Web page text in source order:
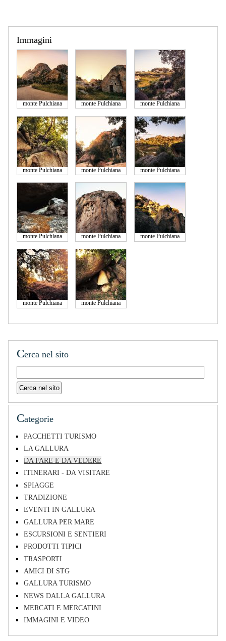
Immagini
monte Pulchiana monte Pulchiana monte Pulchiana
monte Pulchiana monte Pulchiana monte Pulchiana
monte Pulchiana monte Pulchiana monte Pulchiana
monte Pulchiana monte Pulchiana
Cerca nel sito
Categorie
PACCHETTI TURISMO
LA GALLURA
DA FARE E DA VEDERE
ITINERARI - DA VISITARE
SPIAGGE
TRADIZIONE
EVENTI IN GALLURA
GALLURA PER MARE
ESCURSIONI E SENTIERI
PRODOTTI TIPICI
TRASPORTI
AMICI DI STG
GALLURA TURISMO
NEWS DALLA GALLURA
MERCATI E MERCATINI
IMMAGINI E VIDEO